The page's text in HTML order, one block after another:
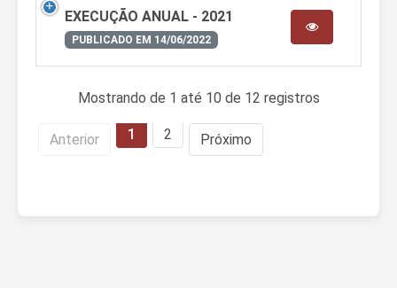
EXECUÇÃO ANUAL - 2021
PUBLICADO EM 14/06/2022
Mostrando de 1 até 10 de 12 registros
Anterior 1 2 Próximo